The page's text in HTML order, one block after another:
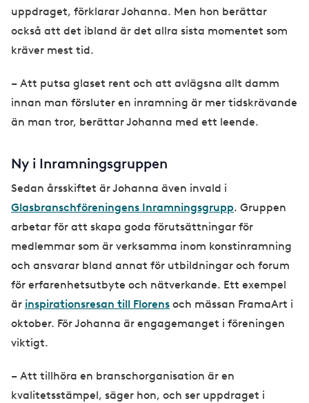
uppdraget, förklarar Johanna. Men hon berättar
också att det ibland är det allra sista momentet som
kräver mest tid.
– Att putsa glaset rent och att avlägsna allt damm
innan man försluter en inramning är mer tidskrävande
än man tror, berättar Johanna med ett leende.
Ny i Inramningsgruppen
Sedan årsskiftet är Johanna även invald i
Glasbranschföreningens Inramningsgrupp. Gruppen
arbetar för att skapa goda förutsättningar för
medlemmar som är verksamma inom konstinramning
och ansvarar bland annat för utbildningar och forum
för erfarenhetsutbyte och nätverkande. Ett exempel
är inspirationsresan till Florens och mässan FramaArt i
oktober. För Johanna är engagemanget i föreningen
viktigt.
– Att tillhöra en branschorganisation är en
kvalitetsstämpel, säger hon, och ser uppdraget i